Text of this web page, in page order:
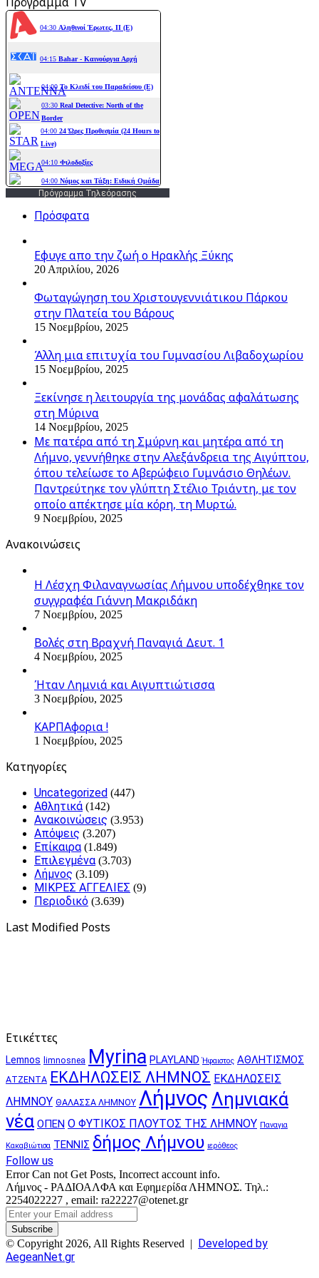
Πρόγραμμα Τηλεόρασης
Πρόσφατα
Εφυγε απο την ζωή o Ηρακλής Ξύκης
20 Απριλίου, 2026
Φωταγώγηση του Χριστουγεννιάτικου Πάρκου
στην Πλατεία του Βάρους
15 Νοεμβρίου, 2025
Άλλη μια επιτυχία του Γυμνασίου Λιβαδοχωρίου
15 Νοεμβρίου, 2025
Ξεκίνησε η λειτουργία της μονάδας αφαλάτωσης
στη Μύρινα
14 Νοεμβρίου, 2025
Με πατέρα από τη Σμύρνη και μητέρα από τη
Λήμνο, γεννήθηκε στην Αλεξάνδρεια της Αιγύπτου,
όπου τελείωσε το Αβερώφειο Γυμνάσιο Θηλέων.
Παντρεύτηκε τον γλύπτη Στέλιο Τριάντη, με τον
οποίο απέκτησε μία κόρη, τη Μυρτώ.
9 Νοεμβρίου, 2025
Ανακοινώσεις
Η Λέσχη Φιλαναγνωσίας Λήμνου υποδέχθηκε τον
συγγραφέα Γιάννη Μακριδάκη
7 Νοεμβρίου, 2025
Βολές στη Βραχνή Παναγιά Δευτ. 1
4 Νοεμβρίου, 2025
Ήταν Λημνιά και Αιγυπτιώτισσα
3 Νοεμβρίου, 2025
ΚΑΡΠΑφορια !
1 Νοεμβρίου, 2025
Kατηγορίες
Uncategorized (447)
Αθλητικά (142)
Ανακοινώσεις (3.953)
Απόψεις (3.207)
Επίκαιρα (1.849)
Επιλεγμένα (3.703)
Λήμνος (3.109)
ΜΙΚΡΕΣ ΑΓΓΕΛΙΕΣ (9)
Περιοδικό (3.639)
Last Modified Posts
Ετικέττες
Lemnos limnosnea Myrina PLAYLAND Ήφαιστος ΑΘΛΗΤΙΣΜΟΣ
ΑΤΖΕΝΤΑ ΕΚΔΗΛΩΣΕΙΣ ΛΗΜΝΟΣ ΕΚΔΗΛΩΣΕΙΣ
ΛΗΜΝΟΥ ΘΑΛΑΣΣΑ ΛΗΜΝΟΥ Λήμνος Λημνιακά
νέα ΟΠΕΝ Ο ΦΥΤΙΚΟΣ ΠΛΟΥΤΟΣ ΤΗΣ ΛΗΜΝΟΥ Παναγια
Κακαβιώτισα ΤΕΝΝΙΣ δήμος Λήμνου ιερόθεος
Follow us
Error Can not Get Posts, Incorrect account info.
Λήμνος - ΡΑΔΙΟΑΛΦΑ και Εφημερίδα ΛΗΜΝΟΣ. Τηλ.:
2254022227 , email: ra22227@otenet.gr
Enter
your
Email
address
© Copyright 2026, All Rights Reserved | Developed by
AegeanNet.gr